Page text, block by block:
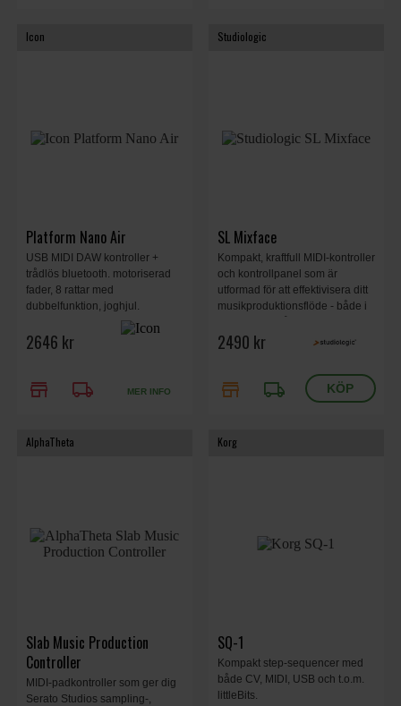
Icon
Platform Nano Air
USB MIDI DAW kontroller +
trådlös bluetooth. motoriserad
fader, 8 rattar med
dubbelfunktion, joghjul.
Upplysta knappar för Mute,
Solo, Automation och Transport
2646 kr
store local_shipping MER INFO
Studiologic
SL Mixface
Kompakt, kraftfull MIDI-kontroller
och kontrollpanel som är
utformad för att effektivisera ditt
musikproduktionsflöde - både i
130 x 36 mm, 0.57 kg.
2490 kr
store local_shipping
AlphaTheta
Slab Music Production
Controller
MIDI-padkontroller som ger dig
Serato Studios sampling-,
Korg
SQ-1
Kompakt step-sequencer med
både CV, MIDI, USB och t.o.m.
littleBits.